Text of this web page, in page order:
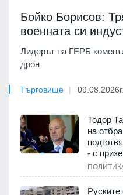
Бойко Борисов:
военната си
Лидерът на ГЕРБ
дрон
Търговище 09.08.2026г.
Тодор
на
- с
Руските